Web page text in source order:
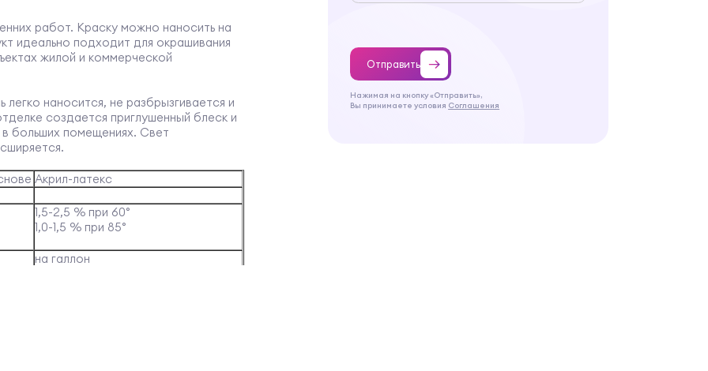
работ. Краску можно наносить на
идеально подходит для окрашивания
жилой и коммерческой
наносится, не разбрызгивается и
создается приглушенный блеск и
больших помещениях. Свет
Акрил-латекс
1,5-2,5 % при 60°
1,0-1,5 % при 85°
на галлон
Отправить
Нажимая на кнопку «Отправить»,
Вы принимаете условия Соглашения